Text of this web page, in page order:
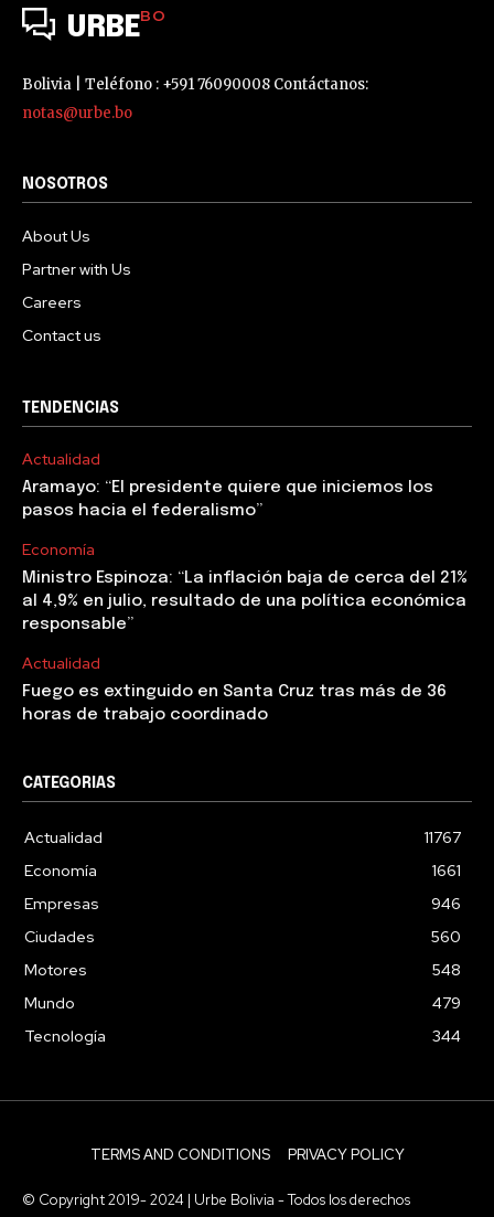
URBEBO
Bolivia | Teléfono : +591 76090008 Contáctanos:
notas@urbe.bo
NOSOTROS
About Us
Partner with Us
Careers
Contact us
TENDENCIAS
Actualidad
Aramayo: “El presidente quiere que iniciemos los
pasos hacia el federalismo”
Economía
Ministro Espinoza: “La inflación baja de cerca del 21%
al 4,9% en julio, resultado de una política económica
responsable”
Actualidad
Fuego es extinguido en Santa Cruz tras más de 36
horas de trabajo coordinado
CATEGORIAS
Actualidad
11767
Economía
1661
Empresas
946
Ciudades
560
Motores
548
Mundo
479
Tecnología
344
TERMS AND CONDITIONS PRIVACY POLICY
© Copyright 2019- 2024 | Urbe Bolivia - Todos los derechos